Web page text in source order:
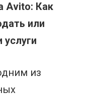
Avito: Как
или
услуги
из